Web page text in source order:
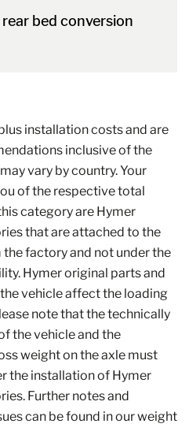
bed conversion
installation costs and are
inclusive of the
vary by country. Your
of the respective total
category are Hymer
that are attached to the
factory and not under the
Hymer original parts and
vehicle affect the loading
note that the technically
the vehicle and the
weight on the axle must
the installation of Hymer
Further notes and
can be found in our weight